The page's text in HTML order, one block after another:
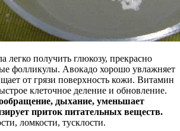
получить глюкозу, прекрасно
фолликулы. Авокадо хорошо увлажняет
от грязи поверхность кожи. Витамин
клеточное деление и обновление.
дыхание, уменьшает
приток питательных веществ.
ломкости, тусклости.